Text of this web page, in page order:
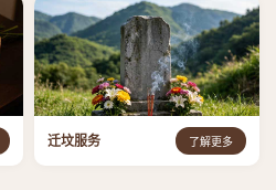
迁坟服务 了解更多